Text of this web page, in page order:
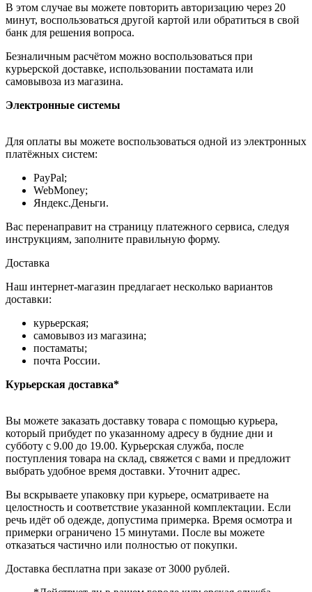
В этом случае вы можете повторить авторизацию через 20
минут, воспользоваться другой картой или обратиться в свой
банк для решения вопроса.
Безналичным расчётом можно воспользоваться при
курьерской доставке, использовании постамата или
самовывоза из магазина.
Электронные системы
Для оплаты вы можете воспользоваться одной из электронных
платёжных систем:
PayPal;
WebMoney;
Яндекс.Деньги.
Вас перенаправит на страницу платежного сервиса, следуя
инструкциям, заполните правильную форму.
Доставка
Наш интернет-магазин предлагает несколько вариантов
доставки:
курьерская;
самовывоз из магазина;
постаматы;
почта России.
Курьерская доставка*
Вы можете заказать доставку товара с помощью курьера,
который прибудет по указанному адресу в будние дни и
субботу с 9.00 до 19.00. Курьерская служба, после
поступления товара на склад, свяжется с вами и предложит
выбрать удобное время доставки. Уточнит адрес.
Вы вскрываете упаковку при курьере, осматриваете на
целостность и соответствие указанной комплектации. Если
речь идёт об одежде, допустима примерка. Время осмотра и
примерки ограничено 15 минутами. После вы можете
отказаться частично или полностью от покупки.
Доставка бесплатна при заказе от 3000 рублей.